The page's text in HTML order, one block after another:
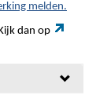
melden.
dan op